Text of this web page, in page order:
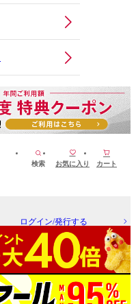
検索 お気に入り カート
ログイン/発行する